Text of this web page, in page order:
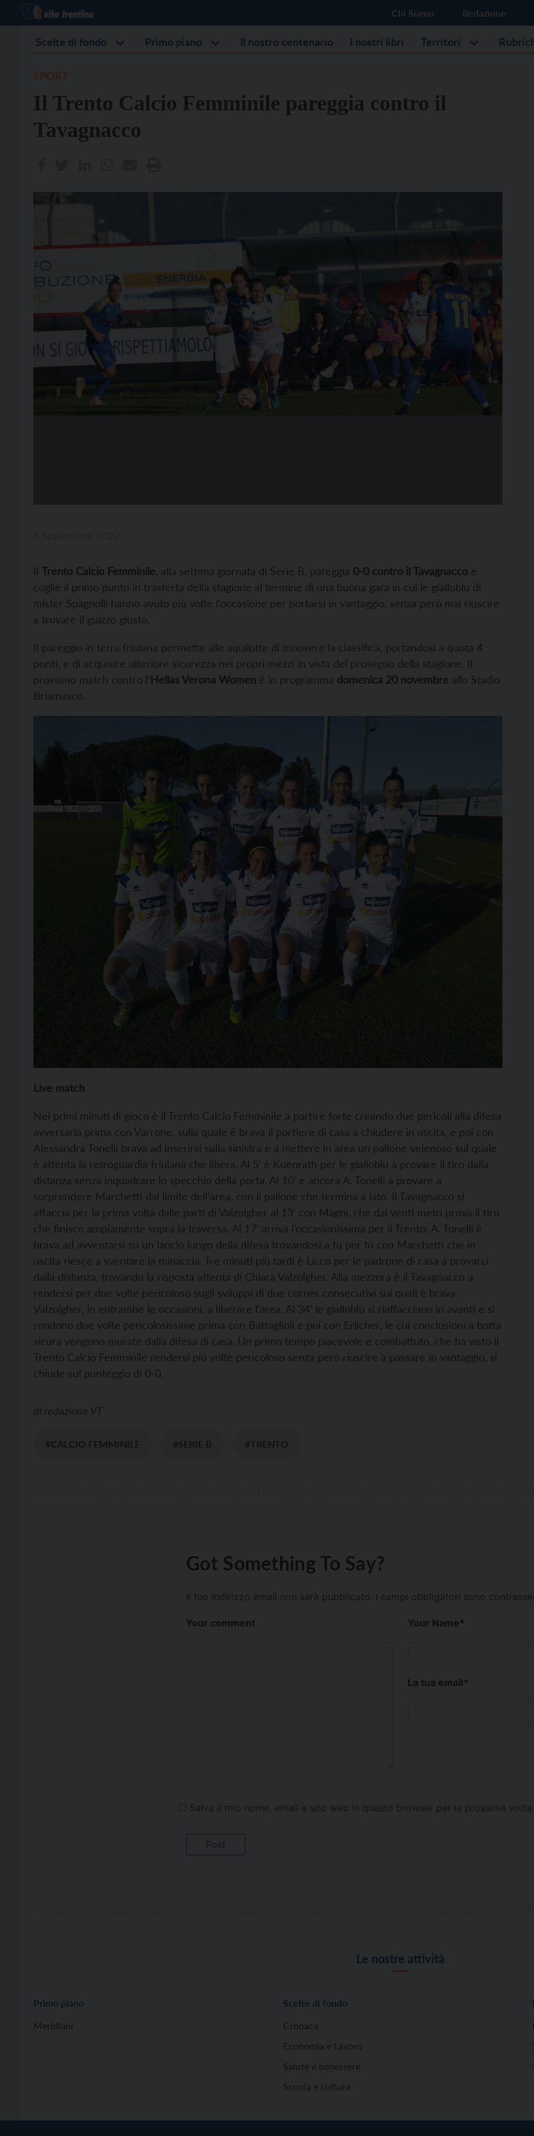
Chi Siamo Redazione
Scelte di fondo Primo piano Il nostro centenario I nostri libri Territori
Il Trento Calcio Femminile pareggia contro il
Tavagnacco
Il Trento Calcio Femminile , alla settima giornata di Serie B, pareggia 0-0 contro il Tavagnacco e
coglie il primo punto in trasferta della stagione al termine di una buona gara in cui le gialloblu di
mister Spagnolli hanno avuto più volte l’occasione per portarsi in vantaggio, senza però mai riuscire
a trovare il guizzo giusto.
Il pareggio in terra friulana permette alle aquilotte di muovere la classifica, portandosi a quota 4
punti, e di acquisire ulteriore sicurezza nei propri mezzi in vista del proseguo della stagione. Il
prossimo match contro l’Hellas Verona Women è in programma domenica 20 novembre allo Stadio
Briamasco.
Live match
Nei primi minuti di gioco è il Trento Calcio Femminile a partire forte creando due pericoli alla difesa
avversaria prima con Varrone, sulla quale è brava il portiere di casa a chiudere in uscita, e poi con
Alessandra Tonelli brava ad inserirsi sulla sinistra e a mettere in area un pallone velenoso sul quale
è attenta la retroguardia friulana che libera. Al 5’ è Kuenrath per le gialloblu a provare il tiro dalla
distanza senza inquadrare lo specchio della porta. Al 10’ e ancora A. Tonelli a provare a
sorprendere Marchetti dal limite dell’area, con il pallone che termina a lato. Il Tavagnacco si
affaccia per la prima volta dalle parti di Valzolgher al 13’ con Magni, che dai venti metri prova il tiro
che finisce ampiamente sopra la traversa. Al 17’ arriva l’occasionissima per il Trento: A. Tonelli è
brava ad avventarsi su un lancio lungo della difesa trovandosi a tu per tu con Marchetti che in
uscita riesce a sventare la minaccia. Tre minuti più tardi è Licco per le padrone di casa a provarci
dalla distanza, trovando la risposta attenta di Chiara Valzolgher. Alla mezzora è il Tavagnacco a
rendersi per due volte pericoloso sugli sviluppi di due corner consecutivi sui quali è brava
Valzolgher, in entrambe le occasioni, a liberare l’area. Al 34’ le gialloblù si riaffacciano in avanti e si
rendono due volte pericolosissime prima con Battaglioli e poi con Erlicher, le cui conclusioni a botta
sicura vengono murate dalla difesa di casa. Un primo tempo piacevole e combattuto, che ha visto il
Trento Calcio Femminile rendersi più volte pericoloso senza però riuscire a passare in vantaggio, si
chiude sul punteggio di 0-0.
di redazione VT
#CALCIO FEMMINILE #SERIE B #TRENTO
Got Something To Say?
Il tuo indirizzo email non sarà pubblicato. I campi obbligatori sono
Your comment Your Name*
La tua email*
Salva il mio nome, email e sito web in questo browser per la prossima volta
Le nostre attività
Primo piano
Meridiani
Scelte di fondo
Cronaca
Economia e Lavoro
Salute e benessere
Scuola e cultura